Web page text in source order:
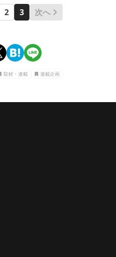
2 3 次へ
取材・連載 連載企画